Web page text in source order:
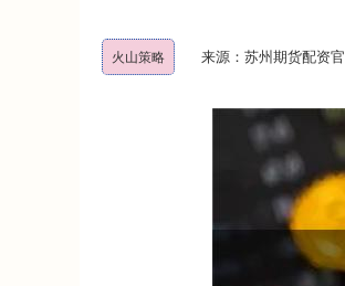
火山策略 来源：苏州期货配资